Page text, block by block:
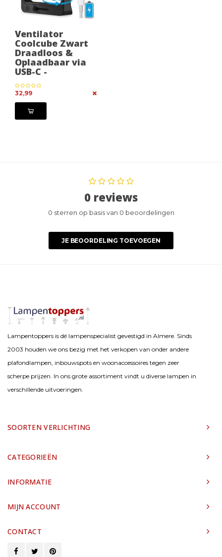
Ventilator
Coolcube Zwart
Draadloos &
Oplaadbaar via
USB-C -
32,99
0 reviews
0 sterren op basis van 0 beoordelingen
JE BEOORDELING TOEVOEGEN
Lampentoppers is dé lampenspecialist gevestigd in Almere. Sinds
2003 houden we ons bezig met het verkopen van onder andere
plafondlampen, inbouwspots en woonaccessoires tegen zeer
scherpe prijzen. In ons grote assortiment vindt u diverse lampen in
verschillende uitvoeringen.
SOORTEN VERLICHTING
CATEGORIEËN
INFORMATIE
MIJN ACCOUNT
CONTACT